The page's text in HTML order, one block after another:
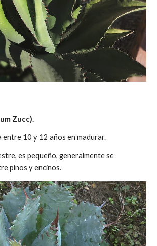
Zucc).
entre 10 y 12 años en madurar.
es pequeño, generalmente se
pinos y encinos.